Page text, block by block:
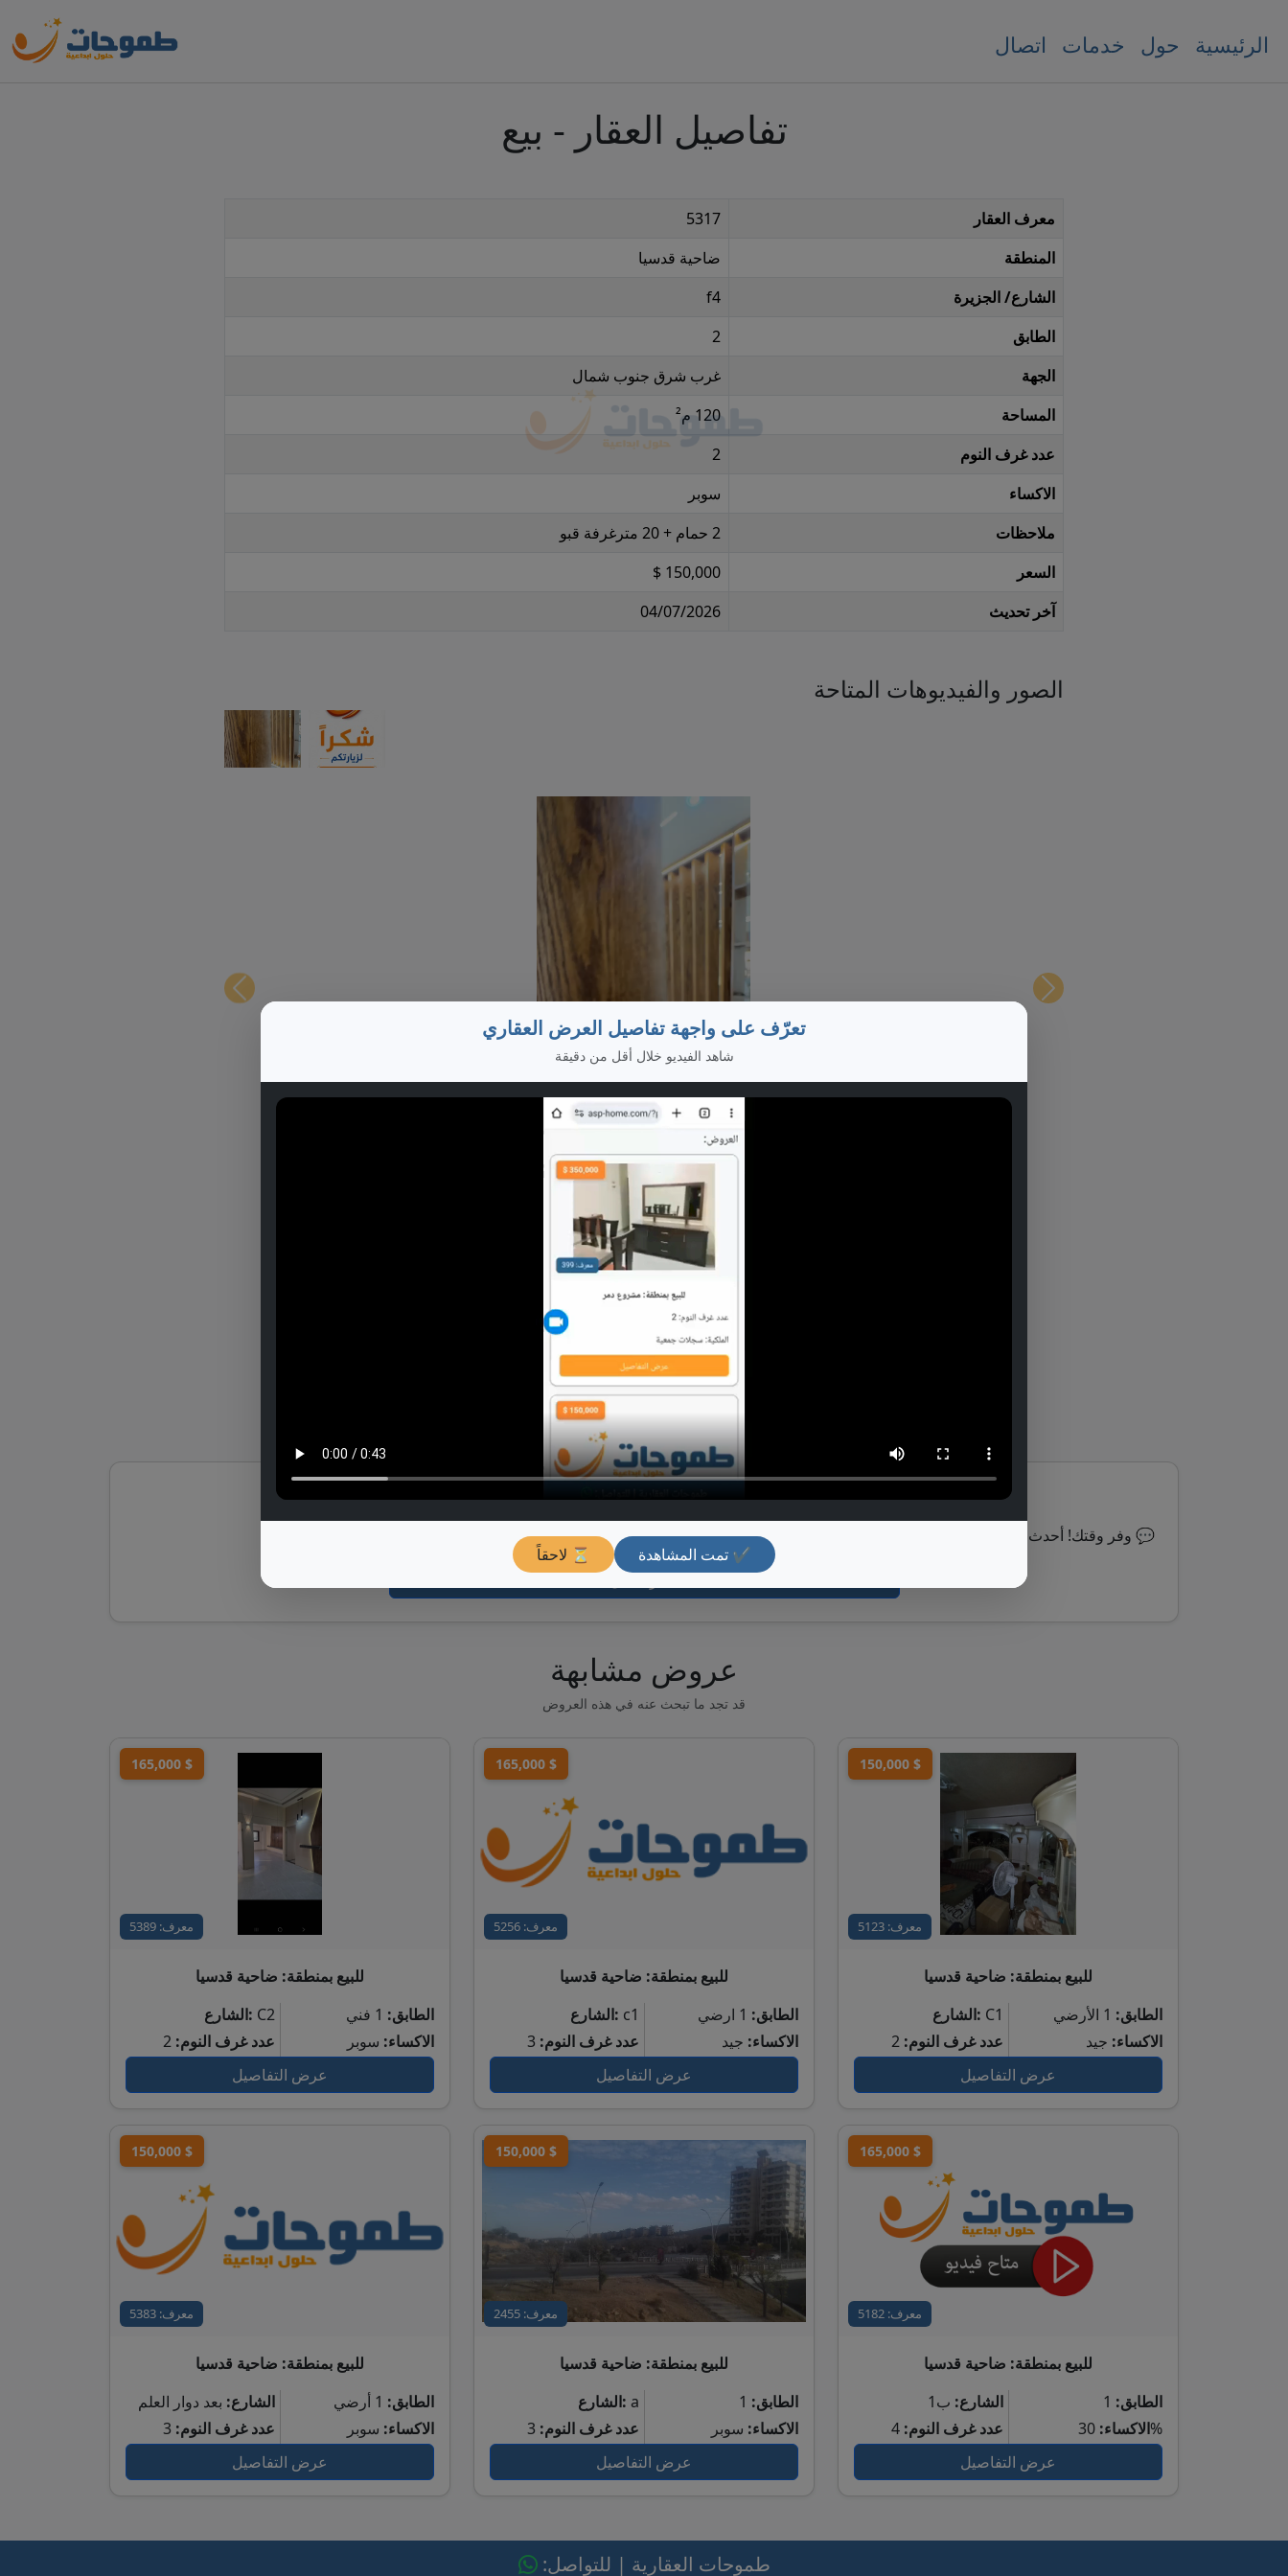
الرئيسية حول خدمات اتصال
تفاصيل العقار - بيع
معرف العقار
5317
المنطقة
ضاحية قدسيا
الشارع/ الجزيرة
f4
الطابق
2
الجهة
غرب شرق جنوب شمال
المساحة
120 م²
عدد غرف النوم
2
الاكساء
سوبر
ملاحظات
2 حمام + 20 مترغرفة قبو
السعر
150,000 $
آخر تحديث
04/07/2026
تعرّف على واجهة تفاصيل العرض العقاري
شاهد الفيديو خلال أقل من دقيقة
✔ تمت المشاهدة ⏳ لاحقاً
الصور والفيديوهات المتاحة
« عروض اخرى للتواصل مشاركة العرض
لمتابعة أحدث العروض
⏰ وفر وقتك! أحدث العروض تصلك مباشرة على الواتساب 💬
عروض مشابهة
قد تجد ما تبحث عنه في هذه العروض
165,000 $
معرف: 5389
للبيع بمنطقة: ضاحية قدسيا
الشارع: C2
عدد غرف النوم: 2
الطابق:
الاكساء: سوبر
عرض التفاصيل
165,000 $
معرف: 5256
للبيع بمنطقة: ضاحية قدسيا
الشارع: c1
عدد غرف النوم:
الطابق:
الاكساء: جيد
عرض التفاصيل
150,000 $
معرف: 5123
للبيع بمنطقة: ضاحية قدسيا
الشارع: C1
عدد غرف النوم: 2
الطابق:
الاكساء: جيد
عرض التفاصيل
150,000 $
معرف: 5383
للبيع بمنطقة: ضاحية قدسيا
الشارع: بعد دوار العلم
عدد غرف النوم:
الطابق:
الاكساء: سوبر
عرض التفاصيل
150,000 $
معرف: 2455
للبيع بمنطقة: ضاحية قدسيا
الشارع: a
عدد غرف النوم:
الطابق:
الاكساء: سوبر
عرض التفاصيل
165,000 $
معرف: 5182
للبيع بمنطقة: ضاحية قدسيا
الشارع: ب1
عدد غرف النوم: 4
الطابق:
الاكساء:30%
عرض التفاصيل
طموحات العقارية | للتواصل: